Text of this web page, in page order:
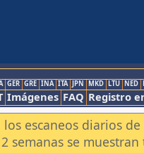
GER GRE INA ITA JPN MKD LTU NED
Imágenes FAQ Registro
escaneos diarios
semanas se